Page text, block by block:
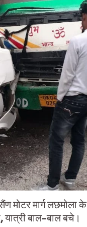
मोटर मार्ग लछमोला के
यात्री बाल-बाल बचे।